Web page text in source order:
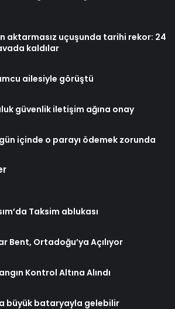
aktarmasız uçuşunda tarihi rekor: 24
kaldılar
ailesiyle görüştü
güvenlik iletişim ağına onay
içinde o parayı ödemek zorunda
Taksim ablukası
Bent, Ortadoğu’ya Açılıyor
Kontrol Altına Alındı
büyük bataryayla gelebilir